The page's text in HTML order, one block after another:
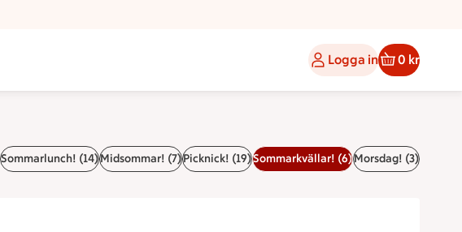
Logga in 0 kr
Sommarlunch! (14)Midsommar! (7)Picknick! (19)Sommarkvällar! (6)Morsdag! (3)